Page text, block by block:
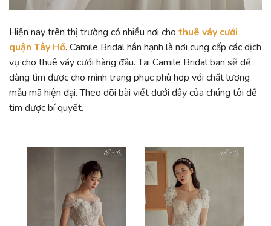
Hiện nay trên thị trường có nhiều nơi cho thuê váy cưới
quận Tây Hồ. Camile Bridal hân hạnh là nơi cung cấp các dịch
vụ cho thuê váy cưới hàng đầu. Tại Camile Bridal bạn sẽ dễ
dàng tìm được cho mình trang phục phù hợp với chất lượng
mẫu mã hiện đại. Theo dõi bài viết dưới đây của chúng tôi để
tìm được bí quyết.